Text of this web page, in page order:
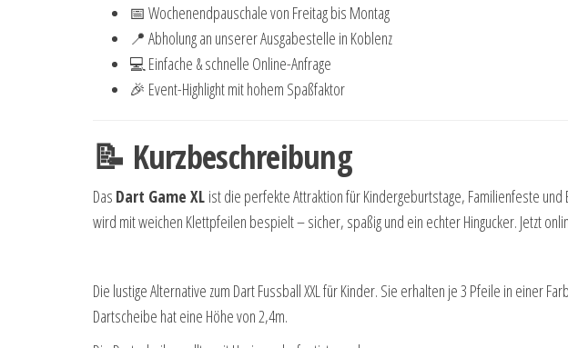
📅 Wochenendpauschale von Freitag bis Montag
📍 Abholung an unserer Ausgabestelle in Koblenz
💻 Einfache & schnelle Online-Anfrage
🎉 Event-Highlight mit hohem Spaßfaktor
📝 Kurzbeschreibung
Das Dart Game XL ist die perfekte Attraktion für Kindergeburtstage, Familienfeste und
wird mit weichen Klettpfeilen bespielt – sicher, spaßig und ein echter Hingucker. Jetzt
Die lustige Alternative zum Dart Fussball XXL für Kinder. Sie erhalten je 3 Pfeile in einer
Dartscheibe hat eine Höhe von 2,4m.